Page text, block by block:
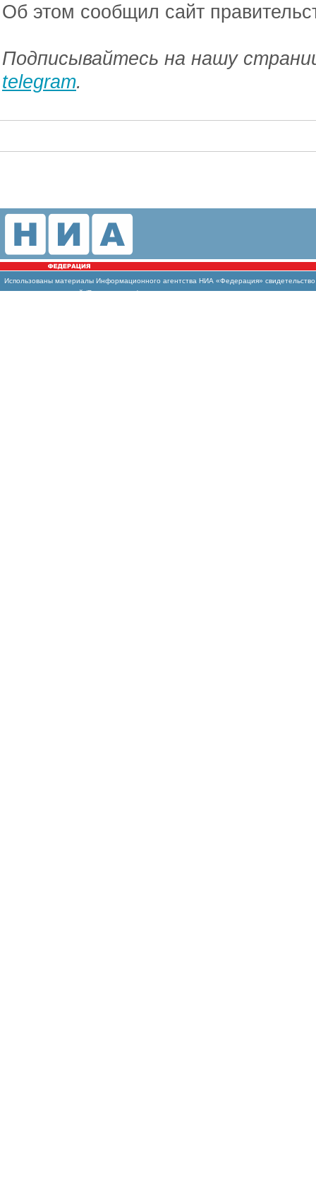
Об этом сообщил сайт
Подписывайтесь на нашу
telegram.
Использованы материалы Информационного агентства НИА «Федерация»
массовых коммуникаций (Роскомнадзор)